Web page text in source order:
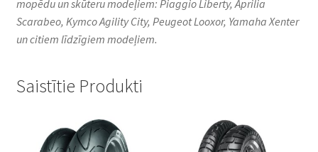
mopēdu un skūteru modeļiem: Piaggio Liberty, Aprilia
Scarabeo, Kymco Agility City, Peugeot Looxor, Yamaha Xenter
un citiem līdzīgiem modeļiem.
Saistītie Produkti